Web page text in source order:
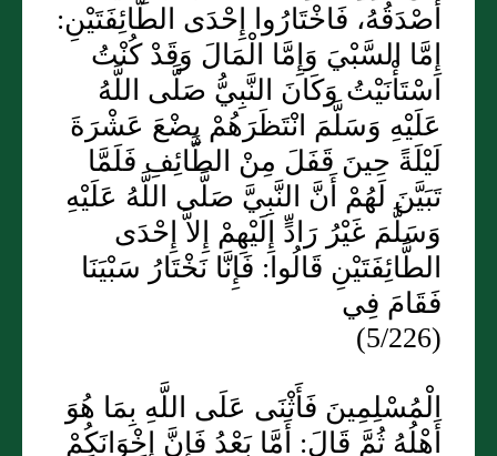
أَصْدَقُهُ، فَاخْتَارُوا إِحْدَى الطَّائِفَتَيْنِ:
إِمَّا السَّبْيَ وَإِمَّا الْمَالَ وَقَدْ كُنْتُ
اسْتَأْنَيْتُ وَكَانَ النَّبِيُّ صَلَّى اللَّهُ
عَلَيْهِ وَسَلَّمَ انْتَظَرَهُمْ بِضْعَ عَشْرَةَ
لَيْلَةً حِينَ قَفَلَ مِنْ الطَّائِفِ فَلَمَّا
تَبَيَّنَ لَهُمْ أَنَّ النَّبِيَّ صَلَّى اللَّهُ عَلَيْهِ
وَسَلَّمَ غَيْرُ رَادٍّ إِلَيْهِمْ إِلاَّ إِحْدَى
الطَّائِفَتَيْنِ قَالُوا: فَإِنَّا نَخْتَارُ سَبْيَنَا
فَقَامَ فِي
(5/226)
الْمُسْلِمِينَ فَأَثْنَى عَلَى اللَّهِ بِمَا هُوَ
أَهْلُهُ ثُمَّ قَالَ: أَمَّا بَعْدُ فَإِنَّ إِخْوَانَكُمْ